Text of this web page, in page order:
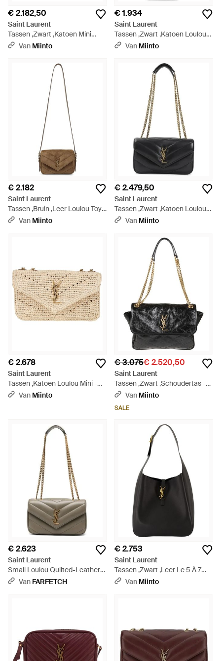
€ 2.182,50
Saint Laurent
Tassen ,Zwart ,Katoen Mini
Amalia Hobo - Zwart
Van Miinto
€ 1.934
Saint Laurent
Tassen ,Zwart ,Katoen Loulou
Toy Crossbody - Zwart
Van Miinto
€ 2.182
Saint Laurent
Tassen ,Bruin ,Leer Loulou Toy
Crossbody - Naturel
Van Miinto
€ 2.479,50
Saint Laurent
Tassen ,Zwart ,Katoen Loulou
Kleine Tas - Zwart
Van Miinto
€ 2.678
Saint Laurent
Tassen ,Katoen Loulou Mini -
Metallic
Van Miinto
€ 3.075€ 2.520,50
Saint Laurent
Tassen ,Zwart ,Schoudertas -
Zwart
Van Miinto
SALE
€ 2.623
Saint Laurent
Small Loulou Quilted-Leather
Shoulder Bag - Naturel
Van FARFETCH
€ 2.753
Saint Laurent
Tassen ,Zwart ,Leer Le 5 À 7
Supple Large - Zwart
Van Miinto